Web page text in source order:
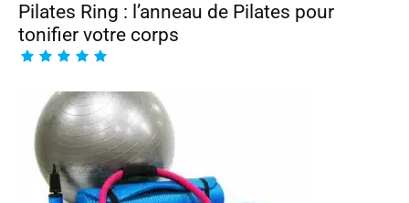
Pilates Ring : l’anneau de Pilates pour
tonifier votre corps